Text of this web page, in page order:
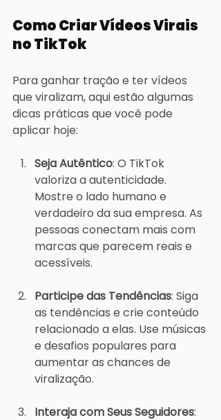
Como Criar Vídeos Virais
no TikTok
Para ganhar tração e ter vídeos
que viralizam, aqui estão algumas
dicas práticas que você pode
aplicar hoje:
Seja Autêntico: O TikTok
valoriza a autenticidade.
Mostre o lado humano e
verdadeiro da sua empresa. As
pessoas conectam mais com
marcas que parecem reais e
acessíveis.
Participe das Tendências: Siga
as tendências e crie conteúdo
relacionado a elas. Use músicas
e desafios populares para
aumentar as chances de
viralização.
Interaja com Seus Seguidores: